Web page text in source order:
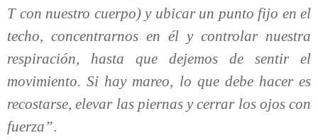
T con nuestro cuerpo) y ubicar un punto fijo en el
techo, concentrarnos en él y controlar nuestra
respiración, hasta que dejemos de sentir el
movimiento. Si hay mareo, lo que debe hacer es
recostarse, elevar las piernas y cerrar los ojos con
fuerza”.